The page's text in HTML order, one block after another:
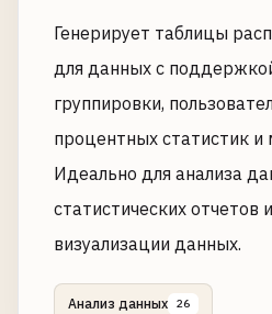
Генерирует таблицы
для данных с
группировки,
процентных статистик и
Идеально для анализа
статистических отчетов
визуализации данных.
Анализ данных 26